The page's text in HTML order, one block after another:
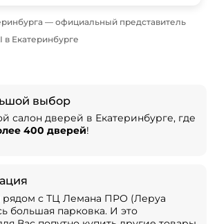
в Екатеринбурге
выбор
салон дверей в Екатеринбурге, где
400 дверей!
рядом с ТЦ Лемана ПРО (Леруа
большая парковка. И это